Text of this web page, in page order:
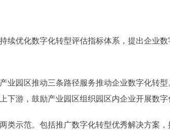
优化数字化转型评估指标体系，提出企业数
园区推动三条路径服务推动企业数字化转型
下游，鼓励产业园区组织园区内企业开展数字
示范。包括推广数字化转型优秀解决方案，